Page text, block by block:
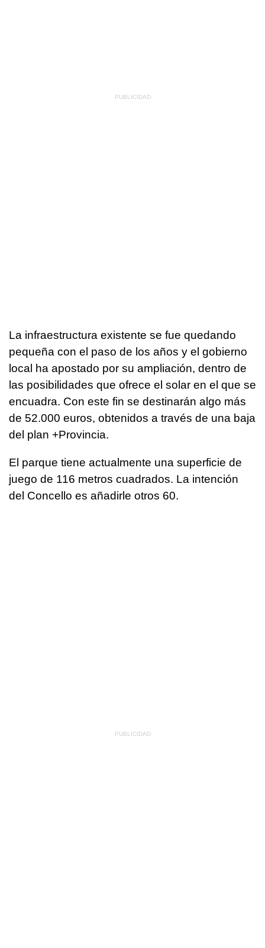
La infraestructura existente se fue quedando
pequeña con el paso de los años y el gobierno
local ha apostado por su ampliación, dentro de
las posibilidades que ofrece el solar en el que se
encuadra. Con este fin se destinarán algo más
de 52.000 euros, obtenidos a través de una baja
del plan +Provincia.
El parque tiene actualmente una superficie de
juego de 116 metros cuadrados. La intención
del Concello es añadirle otros 60.